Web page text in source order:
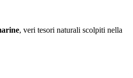
, veri tesori naturali scolpiti nella